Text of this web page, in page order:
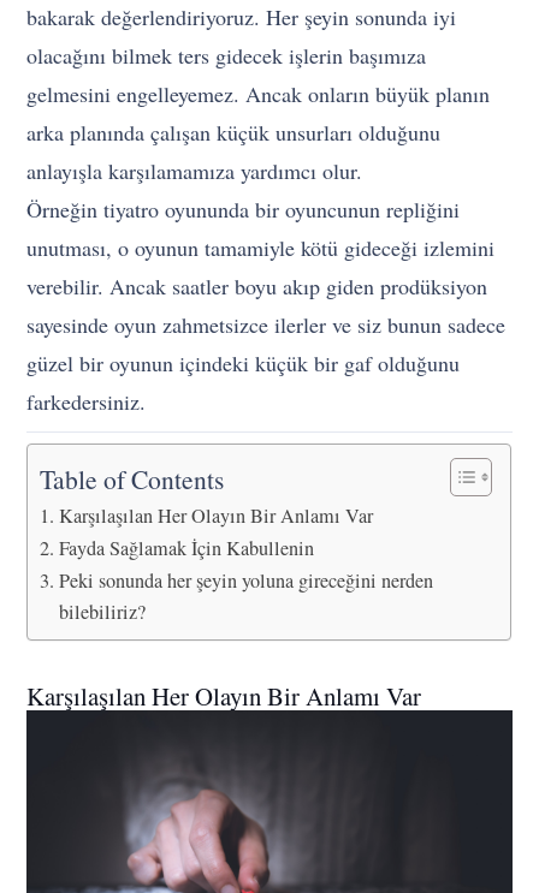
bakarak değerlendiriyoruz. Her şeyin sonunda iyi
olacağını bilmek ters gidecek işlerin başımıza
gelmesini engelleyemez. Ancak onların büyük planın
arka planında çalışan küçük unsurları olduğunu
anlayışla karşılamamıza yardımcı olur.
Örneğin tiyatro oyununda bir oyuncunun repliğini
unutması, o oyunun tamamiyle kötü gideceği izlemini
verebilir. Ancak saatler boyu akıp giden prodüksiyon
sayesinde oyun zahmetsizce ilerler ve siz bunun sadece
güzel bir oyunun içindeki küçük bir gaf olduğunu
farkedersiniz.
Table of Contents
Karşılaşılan Her Olayın Bir Anlamı Var
Fayda Sağlamak İçin Kabullenin
Peki sonunda her şeyin yoluna gireceğini nerden
bilebiliriz?
Karşılaşılan Her Olayın Bir Anlamı Var